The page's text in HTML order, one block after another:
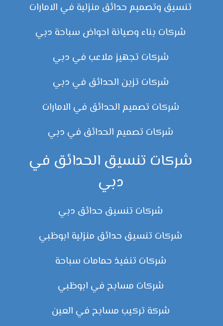
تنسيق وتصميم حدائق منزلية في الامارات
شركات بناء وصيانة احواض سباحة دبي
شركات تجهيز ملاعب في دبي
شركات تزين الحدائق في دبي
شركات تصميم الحدائق في الامارات
شركات تصميم الحدائق في دبي
شركات تنسيق الحدائق في
دبي
شركات تنسيق حدائق دبي
شركات تنسيق حدائق منزلية ابوظبي
شركات تنفيذ حمامات سباحة
شركات مسابح في ابوظبي
شركة تركيب مسابح في العين